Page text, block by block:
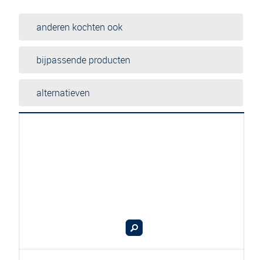
anderen kochten ook
bijpassende producten
alternatieven